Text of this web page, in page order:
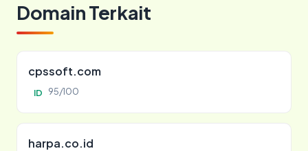
Domain Terkait
cpssoft.com
ID 95/100
harpa.co.id